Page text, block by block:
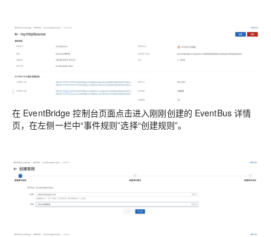
在 EventBridge 控制台页面点击进入刚刚创建的 EventBus 详情
页，在左侧一栏中“事件规则”选择“创建规则”。